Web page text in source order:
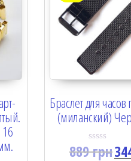
Браслет для
(миланский)
R
a
889грн